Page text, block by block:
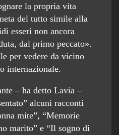
la propria vita
del tutto simile alla
esseri non ancora
dal primo peccato».
per vedere da vicino
internazionale.
– ha detto Lavia –
alcuni racconti
mite”, “Memorie
marito” e “Il sogno di